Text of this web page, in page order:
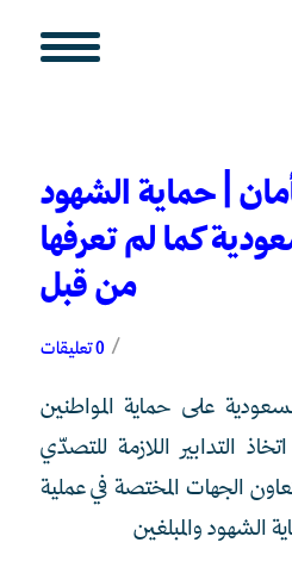
| حماية الشهود
كما لم تعرفها
من قبل
/ 0 تعليقات
على حماية المواطنين
التدابير اللازمة للتصدّي
الجهات المختصة في عملية
الشهود والمبلغين